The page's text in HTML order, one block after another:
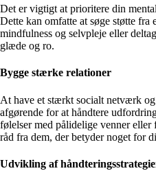
Det er vigtigt at prioritere din
Dette kan omfatte at søge støtte fra
mindfulness og selvpleje eller
glæde og ro.
Bygge stærke relationer
At have et stærkt socialt netværk
afgørende for at håndtere
følelser med pålidelige venner eller
råd fra dem, der betyder noget for
Udvikling af